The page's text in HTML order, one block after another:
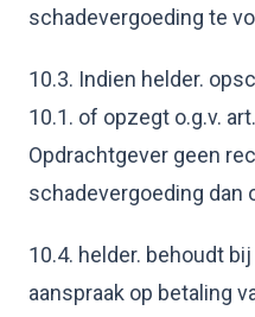
schadevergoeding te
10.3. Indien helder.
10.1. of opzegt o.g.v.
Opdrachtgever geen
schadevergoeding dan
10.4. helder. behoudt
aanspraak op betaling